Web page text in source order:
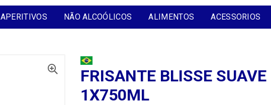
APERITIVOS NÃO ALCOÓLICOS ALIMENTOS ACESSORIOS
FRISANTE BLISSE
1X750ML